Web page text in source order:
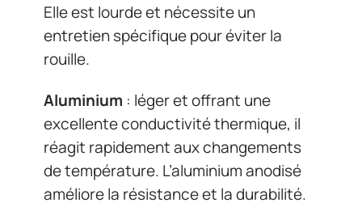
Elle est lourde et nécessite un
entretien spécifique pour éviter la
rouille.
Aluminium : léger et offrant une
excellente conductivité thermique, il
réagit rapidement aux changements
de température. L’aluminium anodisé
améliore la résistance et la durabilité.